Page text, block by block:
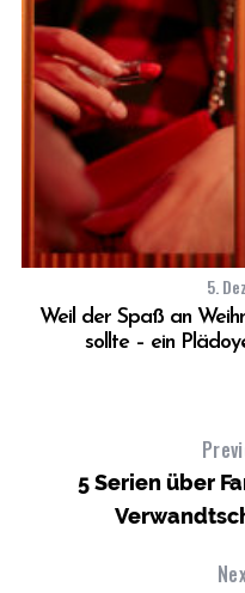
5.
Weil der Spaß an
sollte – ein
5 Serien über